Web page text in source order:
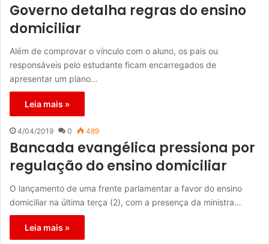
Governo detalha regras do ensino
domiciliar
Além de comprovar o vínculo com o aluno, os pais ou
responsáveis pelo estudante ficam encarregados de
apresentar um plano…
Leia mais »
4/04/2019 0 489
Bancada evangélica pressiona por
regulação do ensino domiciliar
O lançamento de uma frente parlamentar a favor do ensino
domiciliar na última terça (2), com a presença da ministra…
Leia mais »